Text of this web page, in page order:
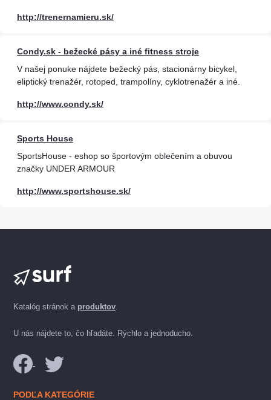
http://trenernamieru.sk/
Condy.sk - bežecké pásy a iné fitness stroje
V našej ponuke nájdete bežecký pás, stacionárny bicykel,
eliptický trenažér, rotoped, trampolíny, cyklotrenažér a iné.
http://www.condy.sk/
Sports House
SportsHouse - eshop so športovým oblečením a obuvou
značky UNDER ARMOUR
http://www.sportshouse.sk/
Katalóg stránok a produktov.
U nás nájdete to, čo hľadáte. Rýchlo a jednoducho.
PODĽA KATEGÓRIE